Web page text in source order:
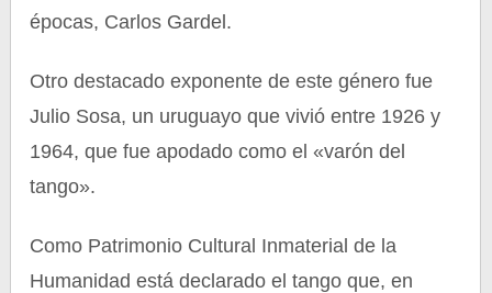
épocas, Carlos Gardel.
Otro destacado exponente de este género fue
Julio Sosa, un uruguayo que vivió entre 1926 y
1964, que fue apodado como el «varón del
tango».
Como Patrimonio Cultural Inmaterial de la
Humanidad está declarado el tango que, en